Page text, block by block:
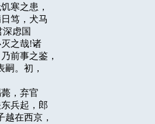
寒之患，
笃，犬马
虑国
之哉!诸
前事之鉴，
。初，
，弃官
兵起，郎
在西京，